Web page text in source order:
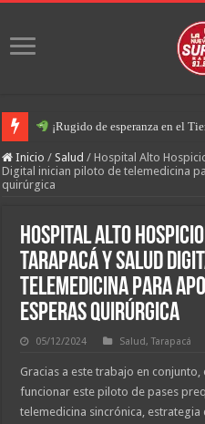
¡Rugido de esperanza en el
Inicio / Salud / Hospital Alto
Digital inician piloto de telemedicina
quirúrgica
Hospital Alto
Tarapacá Y salud
telemedicina para
esperas quirúrgica
05/12/2024 Salud,Tarapacá
Gracias a este trabajo en
funcionar este piloto de pases
telemedicina sincrónica,